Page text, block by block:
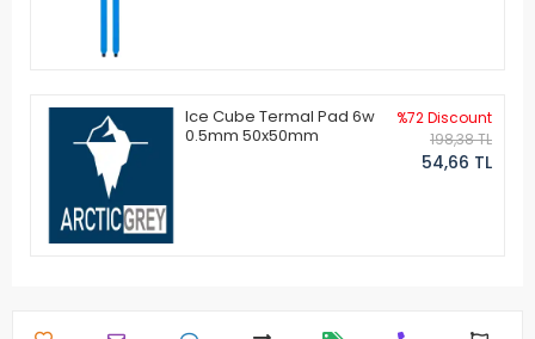
Ice Cube Termal Pad 6w
0.5mm 50x50mm
%72 Discount
198,38 TL
54,66 TL